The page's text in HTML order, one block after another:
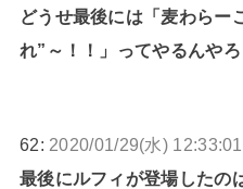
どうせ最後には「麦わらー
れ”～！！」ってやるんやろ
62: 2020/01/29(水)
最後にルフィが登場したの